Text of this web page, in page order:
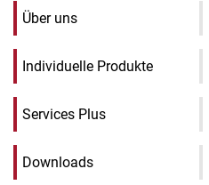
Über uns
Individuelle Produkte
Services Plus
Downloads